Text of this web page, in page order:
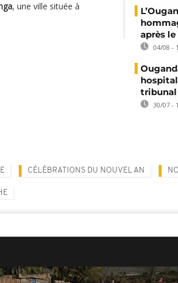
, une ville située à
après le
04/08 -
tribunal
30/07 -
CÉLÉBRATIONS DU NOUVEL AN